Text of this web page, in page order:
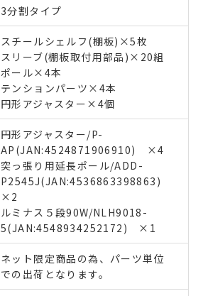
3分割タイプ
スチールシェルフ(棚板)×5枚
スリーブ(棚板取付用部品)×20組
ポール×4本
テンションパーツ×4本
円形アジャスター×4個
円形アジャスター/P-
AP(JAN:4524871906910) ×4
突っ張り用延長ポール/ADD-
P2545J(JAN:4536863398863)
×2
ルミナス５段90W/NLH9018-
5(JAN:4548934252172) ×1
ネット限定商品の為、パーツ単位
での出荷となります。